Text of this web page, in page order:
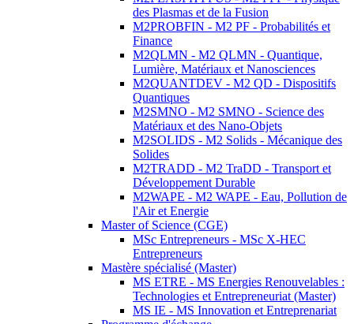
des Plasmas et de la Fusion
M2PROBFIN - M2 PF - Probabilités et
Finance
M2QLMN - M2 QLMN - Quantique,
Lumière, Matériaux et Nanosciences
M2QUANTDEV - M2 QD - Dispositifs
Quantiques
M2SMNO - M2 SMNO - Science des
Matériaux et des Nano-Objets
M2SOLIDS - M2 Solids - Mécanique des
Solides
M2TRADD - M2 TraDD - Transport et
Développement Durable
M2WAPE - M2 WAPE - Eau, Pollution de
l'Air et Energie
Master of Science (CGE)
MSc Entrepreneurs - MSc X-HEC
Entrepreneurs
Mastère spécialisé (Master)
MS ETRE - MS Energies Renouvelables :
Technologies et Entrepreneuriat (Master)
MS IE - MS Innovation et Entreprenariat